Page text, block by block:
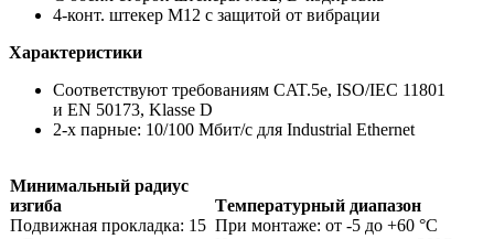
4-конт. штекер М12 с защитой от вибрации
Характеристики
Соответствуют требованиям CAT.5e, ISO/IEC 11801
и EN 50173, Klasse D
2-х парные: 10/100 Mбит/с для Industrial Ethernet
Минимальный радиус
изгиба
Подвижная прокладка: 15
Tемпературный диапазон
При монтаже: от -5 до +60 °C